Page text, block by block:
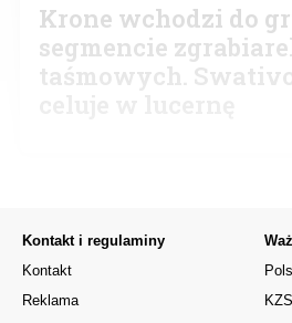
Krone wchodzi do
segmencie
taśmowych. Swativo
Kontakt i regulaminy
Kontakt
Reklama